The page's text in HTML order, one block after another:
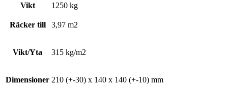
Vikt 1250 kg
Räcker till 3,97 m2
Vikt/Yta 315 kg/m2
Dimensioner 210 (+-30) x 140 x 140 (+-10) mm